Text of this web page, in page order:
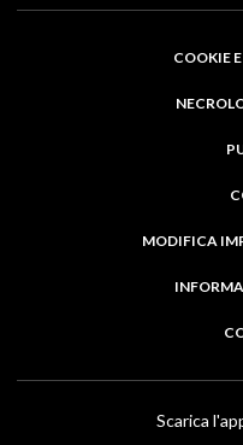
COOKIE
MODIFICA
Scarica